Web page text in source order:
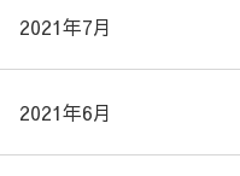
2021年7月
2021年6月